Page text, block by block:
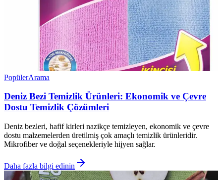
PopülerArama
Deniz Bezi Temizlik Ürünleri: Ekonomik ve Çevre
Dostu Temizlik Çözümleri
Deniz bezleri, hafif kirleri nazikçe temizleyen, ekonomik ve çevre
dostu malzemelerden üretilmiş çok amaçlı temizlik ürünleridir.
Mikrofiber ve doğal seçenekleriyle hijyen sağlar.
Daha fazla bilgi edinin